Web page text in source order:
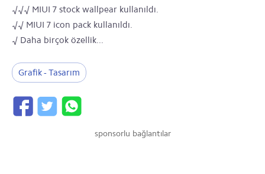
√√√ MIUI 7 stock wallpear kullanıldı.
√√ MIUI 7 icon pack kullanıldı.
√ Daha birçok özellik...
Grafik - Tasarım
sponsorlu bağlantılar